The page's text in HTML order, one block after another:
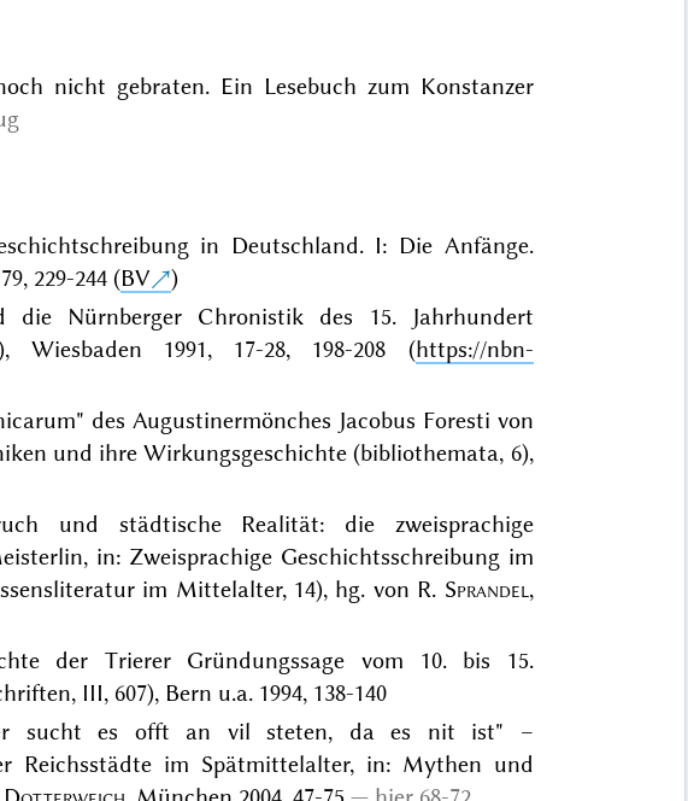
nicht gebraten. Ein Lesebuch zum Konstanzer
in Deutschland. I: Die Anfänge.
229-244 (BV
)
Nürnberger Chronistik des 15. Jahrhundert
1991, 17-28, 198-208 (https://nbn-
des Augustinermönches Jacobus Foresti von
und ihre Wirkungsgeschichte (bibliothemata, 6),
und städtische Realität: die zweisprachige
in: Zweisprachige Geschichtsschreibung im
im Mittelalter, 14), hg. von R. Sprandel,
der Trierer Gründungssage vom 10. bis 15.
III, 607), Bern u.a. 1994, 138-140
sucht es offt an vil steten, da es nit ist" –
Reichsstädte im Spätmittelalter, in: Mythen und